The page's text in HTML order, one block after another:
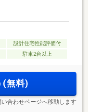
設計住宅性能評価付
駐車2台以上
(無料)
い合わせページへ移動します